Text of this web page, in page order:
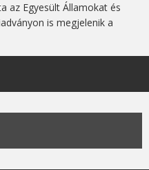
az Egyesült Államokat és
is megjelenik a